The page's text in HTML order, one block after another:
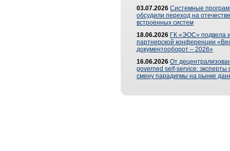
03.07.2026 Системные
обсудили переход на
встроенных систем
18.06.2026 ГК «ЭОС» подвела
партнерской конференции
документооборот – 2026»
16.06.2026 От
governed self-service: эксперты
смену парадигмы на рынке